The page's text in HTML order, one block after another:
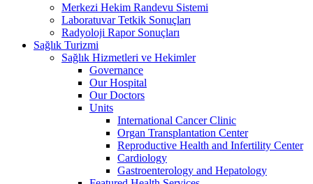
Merkezi Hekim Randevu Sistemi
Laboratuvar Tetkik Sonuçları
Radyoloji Rapor Sonuçları
Sağlık Turizmi
Sağlık Hizmetleri ve Hekimler
Governance
Our Hospital
Our Doctors
Units
International Cancer Clinic
Organ Transplantation Center
Reproductive Health and Infertility Center
Cardiology
Gastroenterology and Hepatology